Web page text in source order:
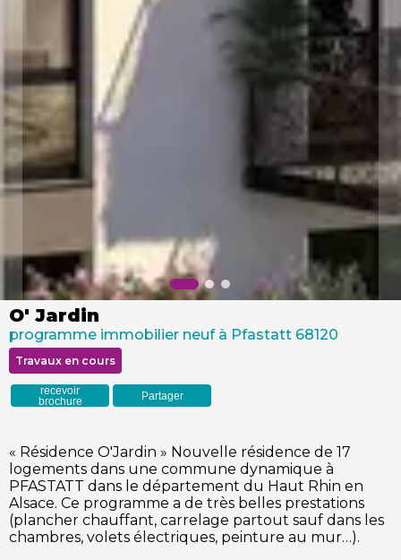
O' Jardin
programme immobilier neuf à Pfastatt 68120
Travaux en cours
recevoir
brochure
Partager
« Résidence O'Jardin » Nouvelle résidence de 17
logements dans une commune dynamique à
PFASTATT dans le département du Haut Rhin en
Alsace. Ce programme a de très belles prestations
(plancher chauffant, carrelage partout sauf dans les
chambres, volets électriques, peinture au mur…).